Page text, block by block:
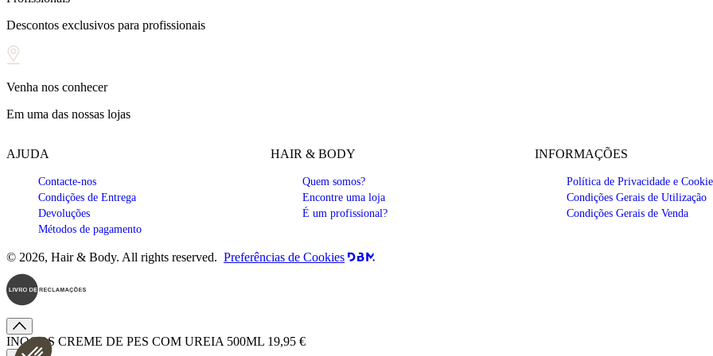
Descontos exclusivos para profissionais
Venha nos conhecer
Em uma das nossas lojas
AJUDA
Contacte-nos
Condições de Entrega
Devoluções
Métodos de pagamento
HAIR & BODY
Quem somos?
Encontre uma loja
É um profissional?
INFORMAÇÕES
Política de Privacidade e
Condições Gerais de Utilização
Condições Gerais de Venda
© 2026, Hair & Body. All rights reserved. Preferências de Cookies
INOCOS CREME DE PES COM UREIA 500ML 19,95 €